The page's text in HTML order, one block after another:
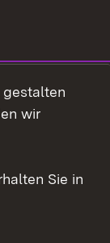
gestalten
wir
Sie in